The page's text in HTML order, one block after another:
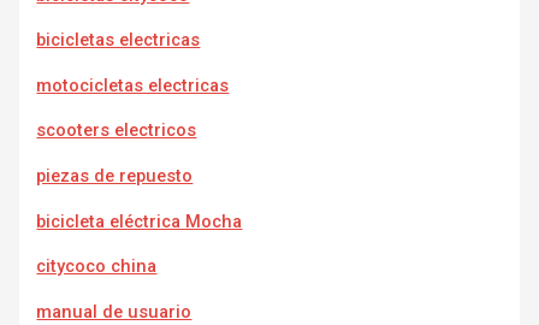
bicicletas electricas
motocicletas electricas
scooters electricos
piezas de repuesto
bicicleta eléctrica Mocha
citycoco china
manual de usuario